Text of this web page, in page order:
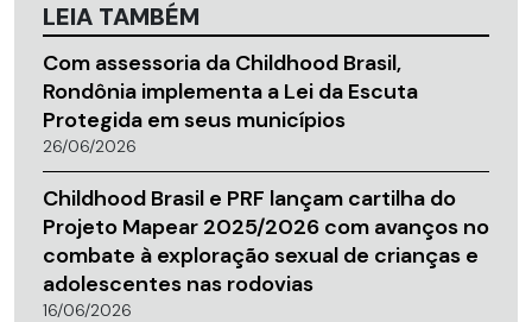
LEIA TAMBÉM
Com assessoria da Childhood Brasil,
Rondônia implementa a Lei da Escuta
Protegida em seus municípios
26/06/2026
Childhood Brasil e PRF lançam cartilha do
Projeto Mapear 2025/2026 com avanços no
combate à exploração sexual de crianças e
adolescentes nas rodovias
16/06/2026